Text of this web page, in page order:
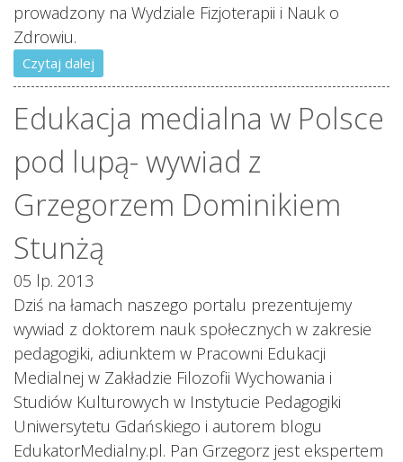
prowadzony na Wydziale Fizjoterapii i Nauk o
Zdrowiu.
Czytaj dalej
Edukacja medialna w Polsce
pod lupą- wywiad z
Grzegorzem Dominikiem
Stunżą
05 lp. 2013
Dziś na łamach naszego portalu prezentujemy
wywiad z doktorem nauk społecznych w zakresie
pedagogiki, adiunktem w Pracowni Edukacji
Medialnej w Zakładzie Filozofii Wychowania i
Studiów Kulturowych w Instytucie Pedagogiki
Uniwersytetu Gdańskiego i autorem blogu
EdukatorMedialny.pl. Pan Grzegorz jest ekspertem